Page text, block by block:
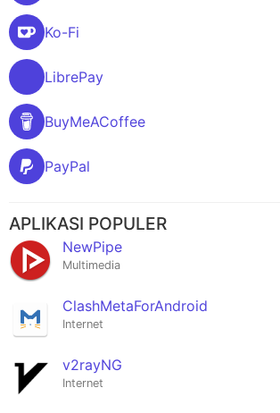
Ko-Fi
LibrePay
BuyMeACoffee
PayPal
APLIKASI POPULER
NewPipe
Multimedia
ClashMetaForAndroid
Internet
v2rayNG
Internet